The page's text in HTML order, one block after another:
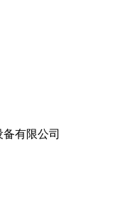
有限公司